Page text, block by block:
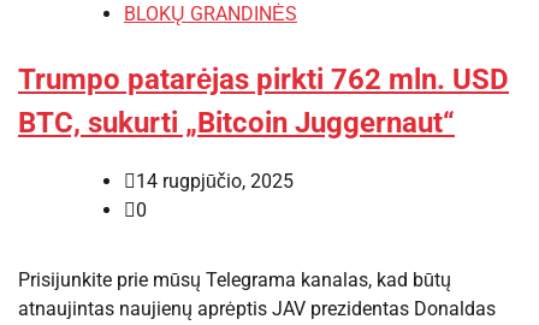
BLOKŲ GRANDINĖS
Trumpo patarėjas pirkti 762 mln. USD
BTC, sukurti „Bitcoin Juggernaut“
14 rugpjūčio, 2025
0
Prisijunkite prie mūsų Telegrama kanalas, kad būtų
atnaujintas naujienų aprėptis JAV prezidentas Donaldas